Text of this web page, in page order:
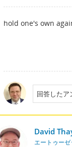
hold one's own
回答したア
David
エートゥー